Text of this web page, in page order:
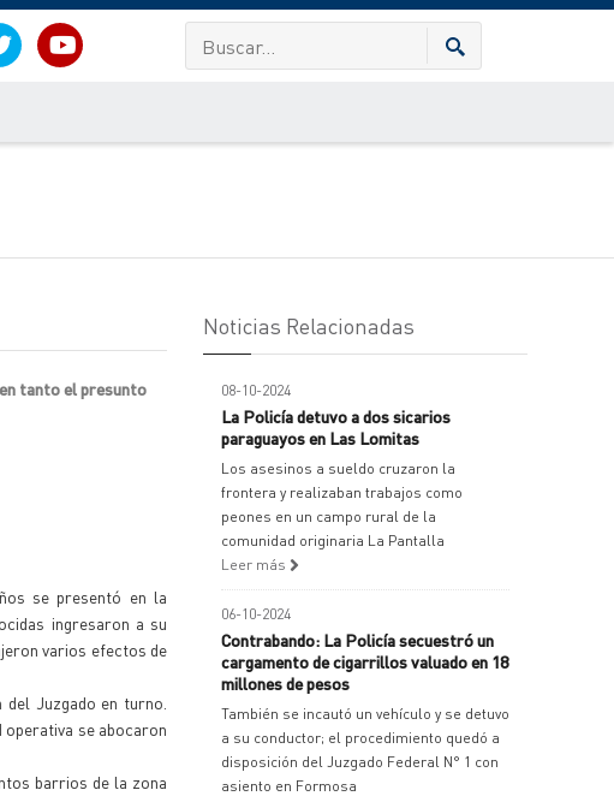
tanto el presunto
se presentó en la
ingresaron a su
varios efectos de
Juzgado en turno.
operativa se abocaron
barrios de la zona
Noticias Relacionadas
08-10-2024
La Policía detuvo a dos sicarios
paraguayos en Las Lomitas
Los asesinos a sueldo cruzaron la
frontera y realizaban trabajos como
peones en un campo rural de la
comunidad originaria La Pantalla
Leer más
06-10-2024
Contrabando: La Policía secuestró un
cargamento de cigarrillos valuado en 18
millones de pesos
También se incautó un vehículo y se detuvo
a su conductor; el procedimiento quedó a
disposición del Juzgado Federal N° 1 con
asiento en Formosa